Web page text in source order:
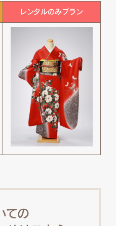
レンタルのみプラン
ての